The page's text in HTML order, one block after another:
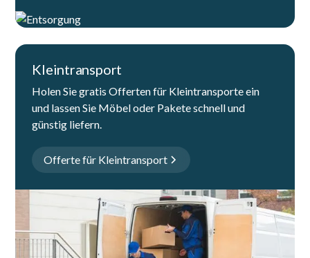
Kleintransport
Holen Sie gratis Offerten für Kleintransporte ein
und lassen Sie Möbel oder Pakete schnell und
günstig liefern.
Offerte für Kleintransport